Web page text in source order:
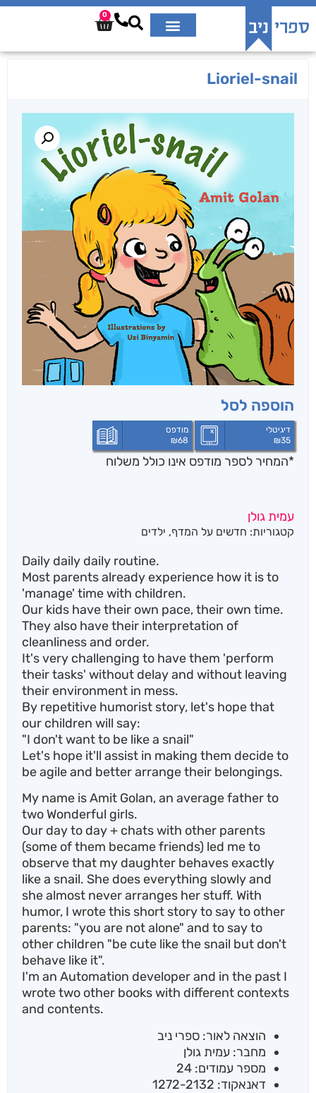
0
Lioriel-snail
הוספה לסל
דיגיטלי
₪35
מודפס
₪68
*המחיר לספר מודפס אינו כולל משלוח
עמית גולן
קטגוריות: חדשים על המדף, ילדים
Daily daily daily routine.
Most parents already experience how it is to
'manage' time with children.
Our kids have their own pace, their own time.
They also have their interpretation of
cleanliness and order.
It's very challenging to have them 'perform
their tasks' without delay and without leaving
their environment in mess.
By repetitive humorist story, let's hope that
our children will say:
"I don't want to be like a snail"
Let's hope it'll assist in making them decide to
be agile and better arrange their belongings.
My name is Amit Golan, an average father to
two Wonderful girls.
Our day to day + chats with other parents
(some of them became friends) led me to
observe that my daughter behaves exactly
like a snail. She does everything slowly and
she almost never arranges her stuff. With
humor, I wrote this short story to say to other
parents: "you are not alone" and to say to
other children "be cute like the snail but don't
behave like it".
I'm an Automation developer and in the past I
wrote two other books with different contexts
and contents.
הוצאה לאור: ספרי ניב
מחבר: עמית גולן
מספר עמודים: 24
דאנאקוד: 1272-2132